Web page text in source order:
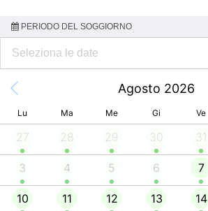
PERIODO DEL SOGGIORNO
Agosto 2026
Lu Ma Me Gi Ve
27 28 29 30 31
3 4 5 6 7
10 11 12 13 14